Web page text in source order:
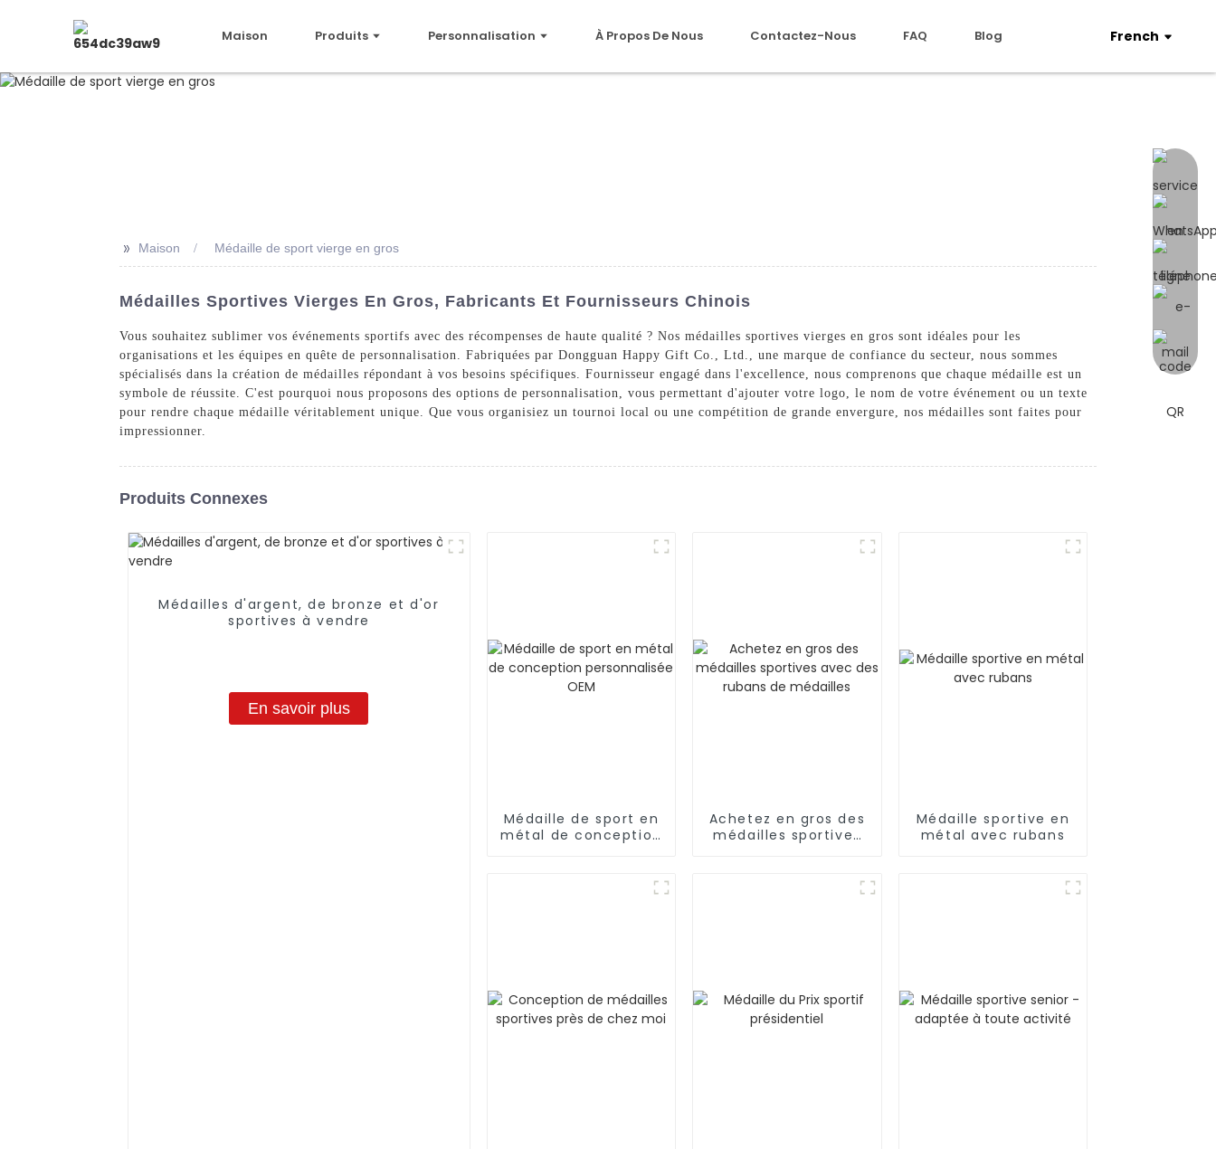
Maison Produits Personnalisation À Propos De Nous Contactez-Nous FAQ Blog French
>> Maison Médaille de sport vierge en gros
Médailles Sportives Vierges En Gros, Fabricants Et Fournisseurs Chinois
Vous souhaitez sublimer vos événements sportifs avec des récompenses de haute qualité ? Nos médailles sportives vierges en gros sont idéales pour les
organisations et les équipes en quête de personnalisation. Fabriquées par Dongguan Happy Gift Co., Ltd., une marque de confiance du secteur, nous sommes
spécialisés dans la création de médailles répondant à vos besoins spécifiques. Fournisseur engagé dans l'excellence, nous comprenons que chaque médaille est un
symbole de réussite. C'est pourquoi nous proposons des options de personnalisation, vous permettant d'ajouter votre logo, le nom de votre événement ou un texte
pour rendre chaque médaille véritablement unique. Que vous organisiez un tournoi local ou une compétition de grande envergure, nos médailles sont faites pour
impressionner.
Produits Connexes
Médailles d'argent, de bronze et d'or
sportives à vendre
En savoir plus
Médaille de sport en
métal de conception
Achetez en gros des
médailles sportives
Médaille sportive en
métal avec rubans